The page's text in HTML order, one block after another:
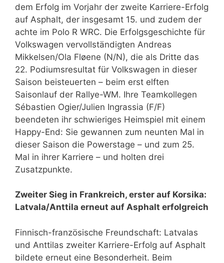
dem Erfolg im Vorjahr der zweite Karriere-Erfolg
auf Asphalt, der insgesamt 15. und zudem der
achte im Polo R WRC. Die Erfolgsgeschichte für
Volkswagen vervollständigten Andreas
Mikkelsen/Ola Fløene (N/N), die als Dritte das
22. Podiumsresultat für Volkswagen in dieser
Saison beisteuerten – beim erst elften
Saisonlauf der Rallye-WM. Ihre Teamkollegen
Sébastien Ogier/Julien Ingrassia (F/F)
beendeten ihr schwieriges Heimspiel mit einem
Happy-End: Sie gewannen zum neunten Mal in
dieser Saison die Powerstage – und zum 25.
Mal in ihrer Karriere – und holten drei
Zusatzpunkte.
Zweiter Sieg in Frankreich, erster auf Korsika:
Latvala/Anttila erneut auf Asphalt erfolgreich
Finnisch-französische Freundschaft: Latvalas
und Anttilas zweiter Karriere-Erfolg auf Asphalt
bildete erneut eine Besonderheit. Beim